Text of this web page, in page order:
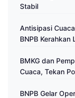
Stabil
Antisipasi
BNPB
BMKG dan
Cuaca, Tekan
BNPB Gelar